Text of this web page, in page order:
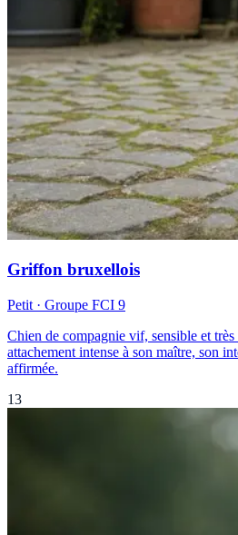
Griffon bruxellois
Petit · Groupe FCI 9
Chien de compagnie vif, sensible et
attachement intense à son maître, son
affirmée.
13